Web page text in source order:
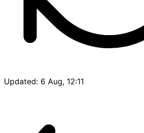
Updated: 6 Aug, 12:11